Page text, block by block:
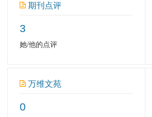
期刊点评
3
她/他的点评
万维文苑
0